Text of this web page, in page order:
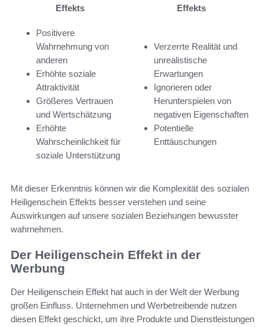
Effekts
Effekts
Positivere
Wahrnehmung von
anderen
Erhöhte soziale
Attraktivität
Größeres Vertrauen
und Wertschätzung
Erhöhte
Wahrscheinlichkeit für
soziale Unterstützung
Verzerrte Realität und
unrealistische
Erwartungen
Ignorieren oder
Herunterspielen von
negativen Eigenschaften
Potentielle
Enttäuschungen
Mit dieser Erkenntnis können wir die Komplexität des sozialen
Heiligenschein Effekts besser verstehen und seine
Auswirkungen auf unsere sozialen Beziehungen bewusster
wahrnehmen.
Der Heiligenschein Effekt in der
Werbung
Der Heiligenschein Effekt hat auch in der Welt der Werbung
großen Einfluss. Unternehmen und Werbetreibende nutzen
diesen Effekt geschickt, um ihre Produkte und Dienstleistungen